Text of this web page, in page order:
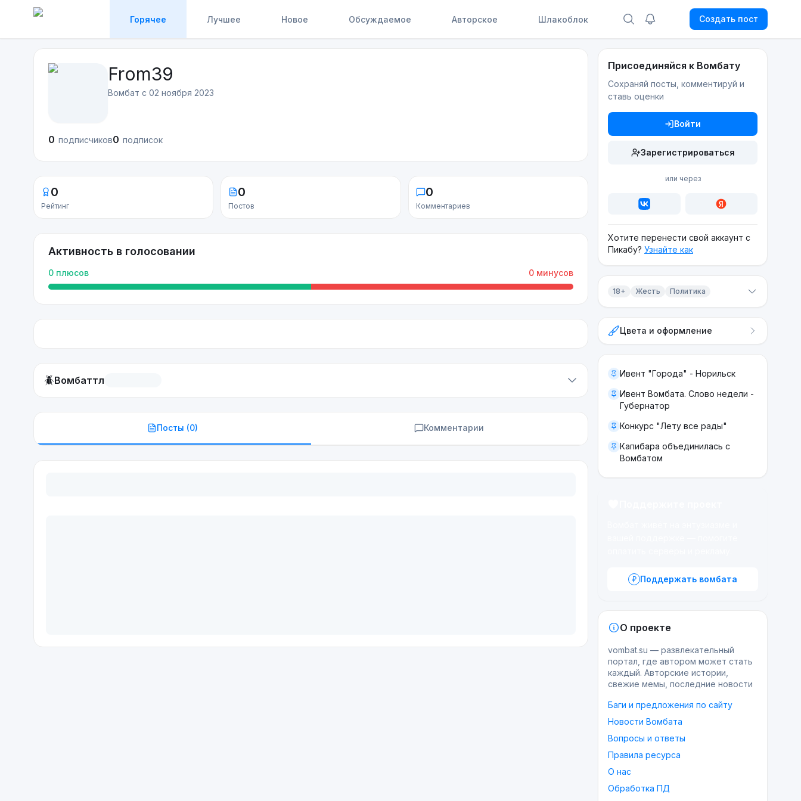
Горячее Лучшее Новое Обсуждаемое Авторское Шлакоблок Создать пост
From39
Вомбат с 02 ноября 2023
0 подписчиков0 подписок
0
Рейтинг
0
Постов
0
Комментариев
Активность в голосовании
0 плюсов 0 минусов
🪲Вомбаттл
Посты (0) Комментарии
Присоединяйся к Вомбату
Сохраняй посты, комментируй и
ставь оценки
Войти
Зарегистрироваться
или через
Хотите перенести свой аккаунт с
Пикабу? Узнайте как
18+ Жесть Политика
ЖестьЦвета и оформление
Ивент "Города" - Норильск
Ивент Вомбата. Слово недели -
Губернатор
Конкурс "Лету все рады"
Капибара объединилась с
Вомбатом
Поддержать вомбата
О проекте
vombat.su — развлекательный
портал, где автором может стать
каждый. Авторские истории,
свежие мемы, последние новости
Баги и предложения по сайту
Новости Вомбата
Вопросы и ответы
Правила ресурса
О нас
Обработка ПД